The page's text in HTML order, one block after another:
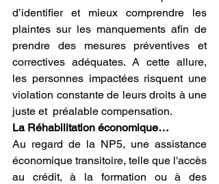
d’identifier et mieux comprendre les
plaintes sur les manquements afin de
prendre des mesures préventives et
correctives adéquates. A cette allure,
les personnes impactées risquent une
violation constante de leurs droits à une
juste et  préalable compensation.
La Réhabilitation économique…
Au regard de la NP5, une assistance
économique transitoire, telle que l'accès
au crédit, à la formation ou à des